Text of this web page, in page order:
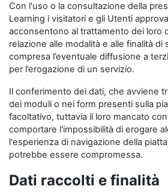
Con l'uso o la consultazione della
Learning i visitatori e gli Utenti
acconsentono al trattamento dei loro
relazione alle modalità e alle finalità
compresa l’eventuale diffusione a
per l’erogazione di un servizio.
Il conferimento dei dati, che avviene
dei moduli o nei form presenti sulla
facoltativo, tuttavia il loro mancato
comportare l'impossibilità di erogare
l'esperienza di navigazione della
potrebbe essere compromessa.
Dati raccolti e finalità